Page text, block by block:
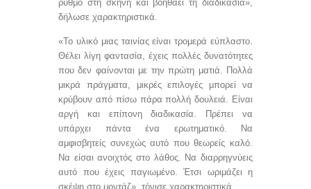
ρυθμό στη σκηνή και βοηθάει τη διαδικασία»,
δήλωσε χαρακτηριστικά.
«Το υλικό μιας ταινίας είναι τρομερά εύπλαστο.
Θέλει λίγη φαντασία, έχεις πολλές δυνατότητες
που δεν φαίνονται με την πρώτη ματιά. Πολλά
μικρά πράγματα, μικρές επιλογές μπορεί να
κρύβουν από πίσω πάρα πολλή δουλειά. Είναι
αργή και επίπονη διαδικασία. Πρέπει να
υπάρχει πάντα ένα ερωτηματικό. Να
αμφισβητείς συνεχώς αυτό που θεωρείς καλό.
Να είσαι ανοιχτός στο λάθος. Να διαρρηγνύεις
αυτό που έχεις παγιωμένο. Έτσι ωριμάζει η
σκέψη στο μοντάζ», τόνισε χαρακτηριστικά.